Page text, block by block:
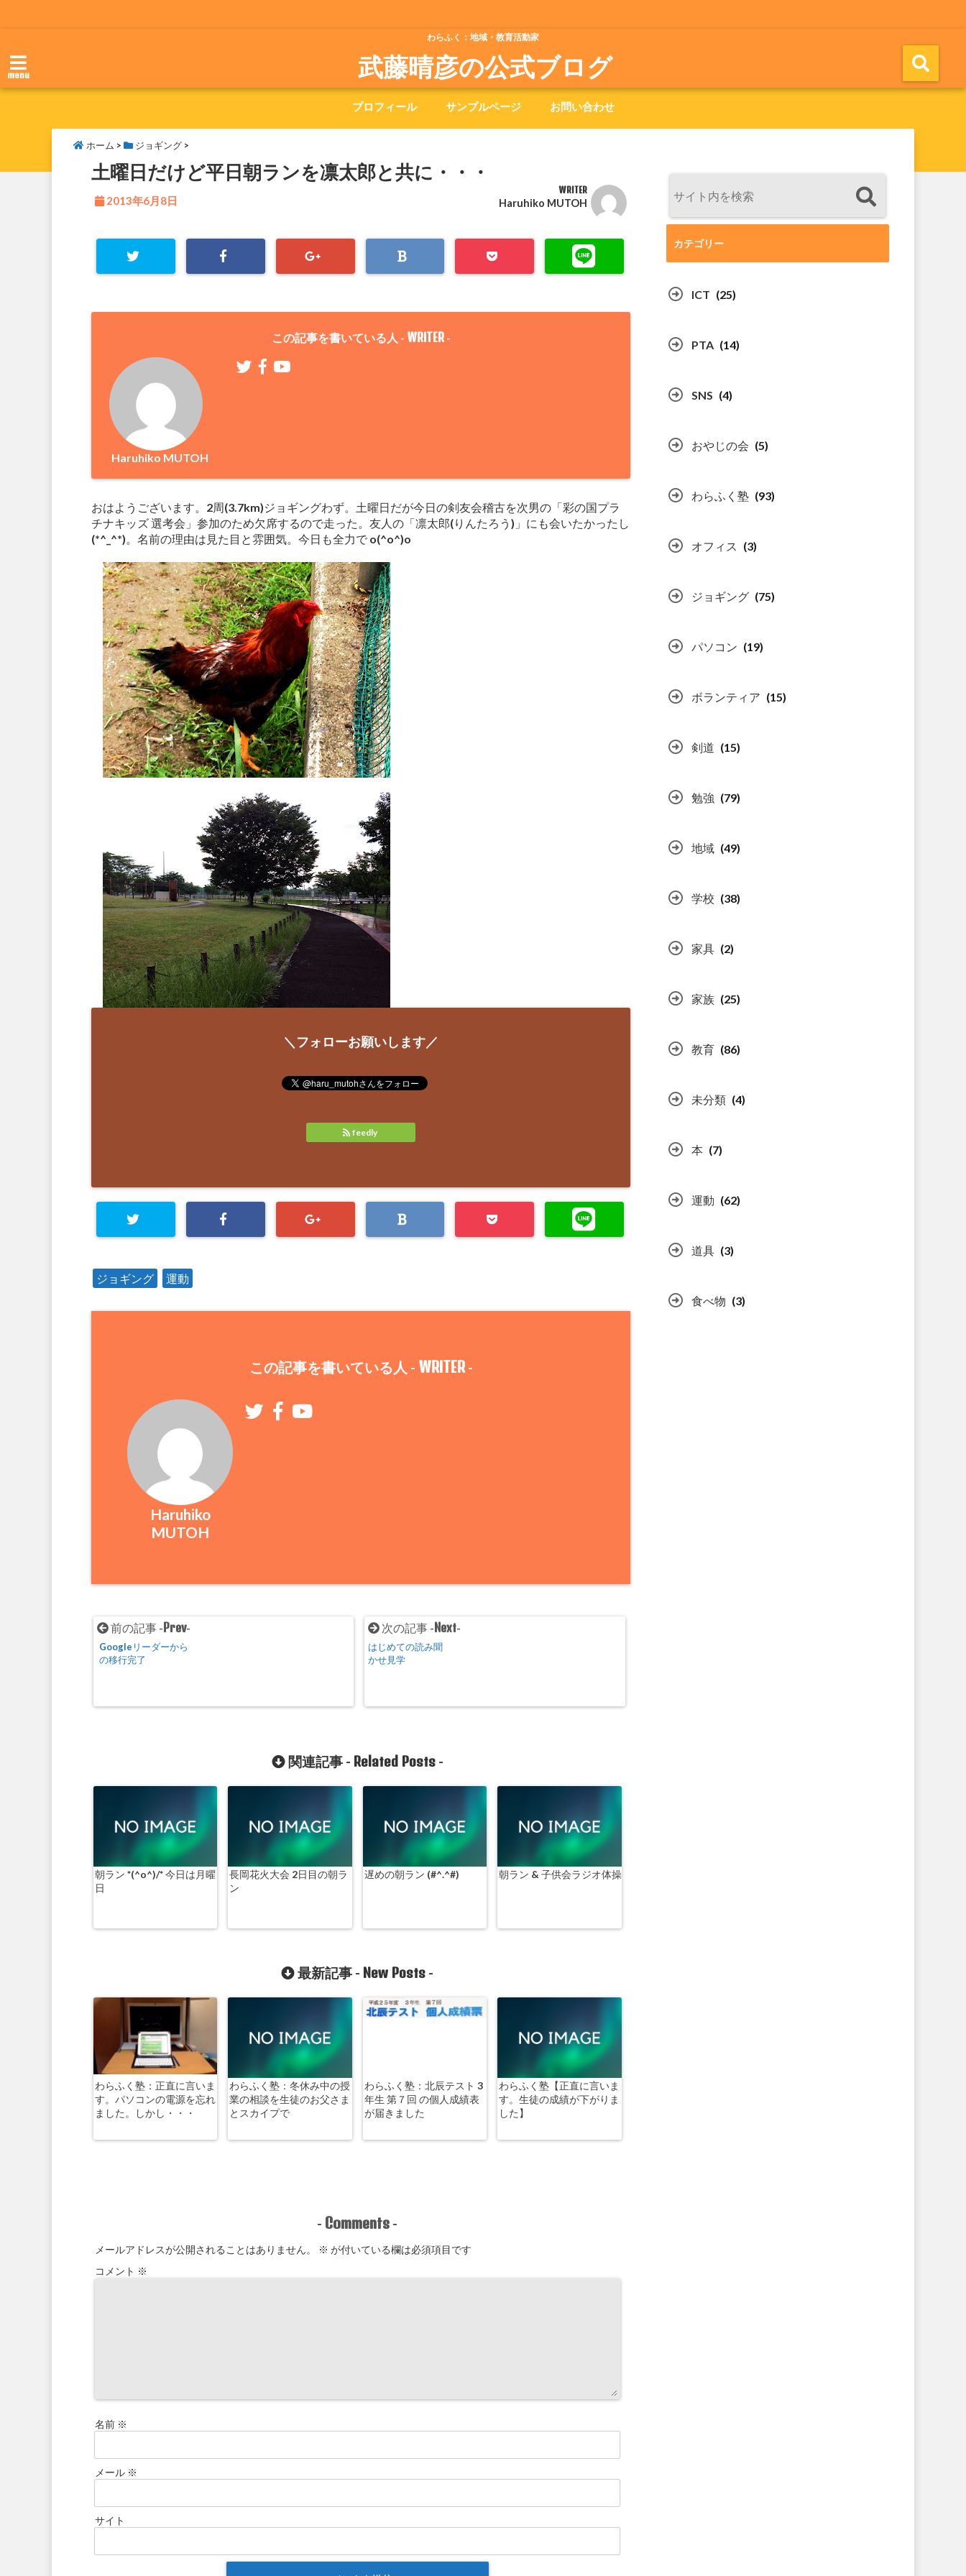
わらふく：地域・教育活動家
menu 武藤晴彦の公式ブログ
プロフィール サンプルページ お問い合わせ
ホーム > ジョギング >
土曜日だけど平日朝ランを凛太郎と共に・・・
2013年6月8日
WRITER
Haruhiko MUTOH
この記事を書いている人 - WRITER-
Haruhiko MUTOH
おはようございます。2周(3.7km)ジョギングわず。土曜日だが今日の剣友会稽古を次男の「彩の国プラ
チナキッズ 選考会」参加のため欠席するので走った。友人の「凛太郎(りんたろう)」にも会いたかったし
(*^_^*)。名前の理由は見た目と雰囲気。今日も全力で o(^o^)o
＼フォローお願いします／
feedly
ジョギング 運動
この記事を書いている人 - WRITER-
Haruhiko
MUTOH
前の記事 - Prev-
Googleリーダーから
の移行完了
次の記事 - Next-
はじめての読み聞
かせ見学
関連記事 - Related Posts-
朝ラン *(^o^)/* 今日は月曜
日
長岡花火大会 2日目の朝ラ
ン
遅めの朝ラン (#^.^#) 朝ラン & 子供会ラジオ体操
最新記事 - New Posts -
わらふく塾：正直に言いま
す。パソコンの電源を忘れ
ました。しかし・・・
わらふく塾：冬休み中の授
業の相談を生徒のお父さま
とスカイプで
わらふく塾：北辰テスト 3
年生 第７回 の個人成績表
が届きました
わらふく塾【正直に言いま
す。生徒の成績が下がりま
した】
- Comments -
メールアドレスが公開されることはありません。 ※ が付いている欄は必須項目です
コメント ※
名前 ※
メール ※
サイト
カテゴリー
ICT (25)
PTA (14)
SNS (4)
おやじの会 (5)
わらふく塾 (93)
オフィス (3)
ジョギング (75)
パソコン (19)
ボランティア (15)
剣道 (15)
勉強 (79)
地域 (49)
学校 (38)
家具 (2)
家族 (25)
教育 (86)
未分類 (4)
本 (7)
運動 (62)
道具 (3)
食べ物 (3)